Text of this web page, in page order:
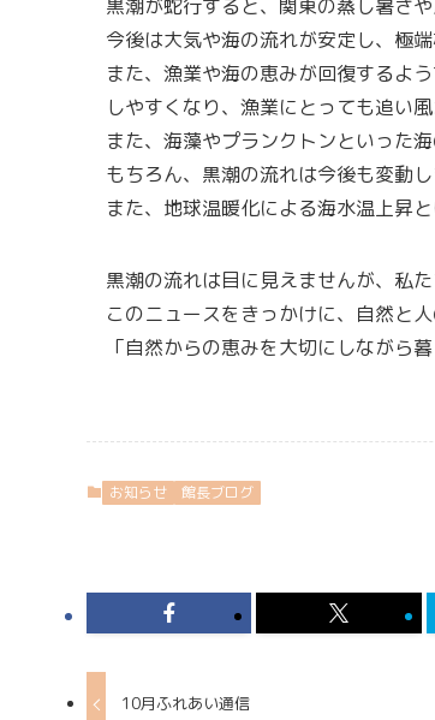
黒潮が蛇行すると、関東の蒸し暑さ
今後は大気や海の流れが安定し、極
また、漁業や海の恵みが回復するよ
しやすくなり、漁業にとっても追い風
また、海藻やプランクトンといった
もちろん、黒潮の流れは今後も変動
また、地球温暖化による海水温上昇
黒潮の流れは目に見えませんが、私
このニュースをきっかけに、自然と
「自然からの恵みを大切にしながら
お知らせ 館長ブログ
10月ふれあい通信